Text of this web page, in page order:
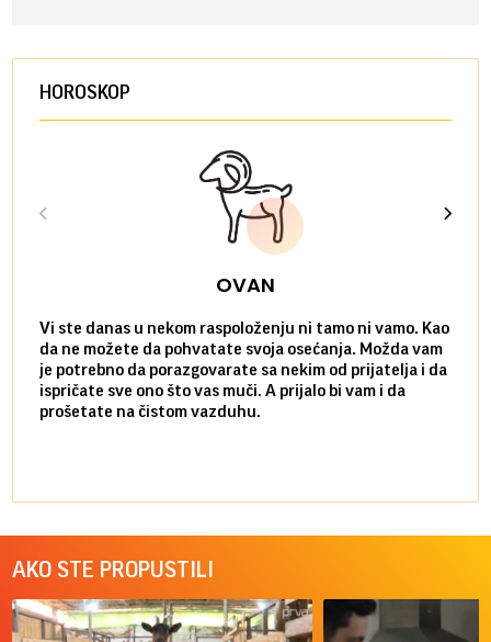
HOROSKOP
OVAN
Vi ste danas u nekom raspoloženju ni tamo ni vamo. Kao
da ne možete da pohvatate svoja osećanja. Možda vam
je potrebno da porazgovarate sa nekim od prijatelja i da
ispričate sve ono što vas muči. A prijalo bi vam i da
prošetate na čistom vazduhu.
AKO STE PROPUSTILI